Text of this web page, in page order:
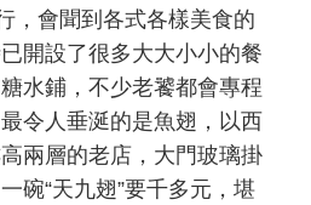
，會聞到各式各樣美食的
開設了很多大大小小的餐
水鋪，不少老饕都會專程
令人垂涎的是魚翅，以西
兩層的老店，大門玻璃掛
碗“天九翅”要千多元，堪